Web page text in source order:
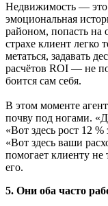
Недвижимость — это
эмоциональная
районом, попасть на
страхе клиент легко
метаться, задавать
расчётов ROI — не
боится сам себя.
В этом моменте
почву под ногами.
«Вот здесь рост 12
«Вот здесь ваши
помогает клиенту
его.
5. Они оба часто